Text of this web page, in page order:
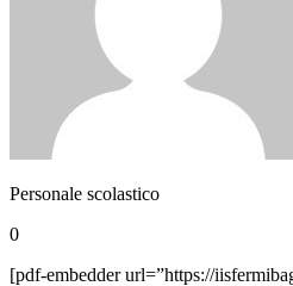
Personale scolastico
0
[pdf-embedder url=”https://